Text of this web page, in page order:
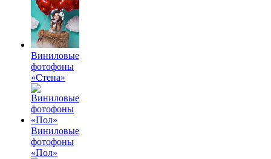
Виниловые
фотофоны
«Стена»
Виниловые
фотофоны
«Пол»